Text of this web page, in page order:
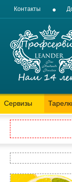
Контакты
Сервизы